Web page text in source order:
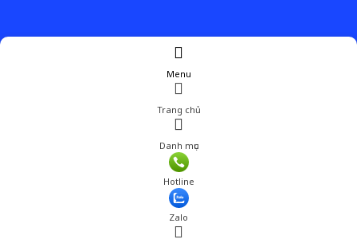
Menu
Trang chủ
Danh mục
Hotline
Zalo